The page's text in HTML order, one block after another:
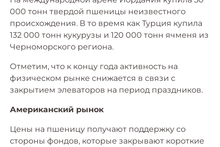
000 тонн твердой пшеницы неизвестного
происхождения. В то время как Турция купила
132 000 тонн кукурузы и 120 000 тонн ячменя из
Черноморского региона.
Отметим, что к концу года активность на
физическом рынке снижается в связи с
закрытием элеваторов на период праздников.
Американский рынок
Цены на пшеницу получают поддержку со
стороны фондов, которые закрывают короткие